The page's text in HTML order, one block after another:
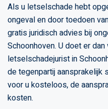
Als u letselschade hebt
ongeval en door toedoen
gratis juridisch advies bij
Schoonhoven. U doet er
letselschadejurist in
de tegenpartij aansprakelijk
voor u kosteloos, de
kosten.